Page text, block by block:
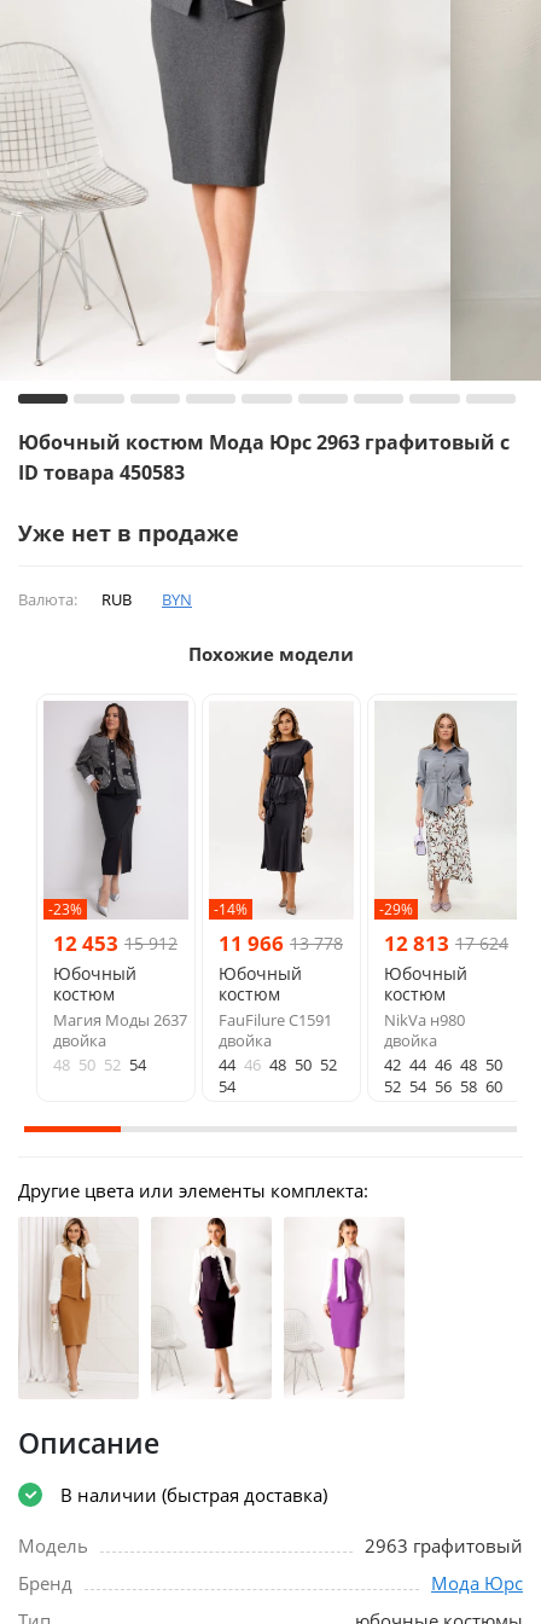
Юбочный костюм Мода Юрс 2963 графитовый с
ID товара 450583
Уже нет в продаже
Валюта: RUB BYN
Похожие модели
-23%
12 453 15 912
Юбочный
костюм
Магия Моды 2637
двойка
48 50 52 54
-14%
11 966 13 778
Юбочный
костюм
FauFilure С1591
двойка
44 46 48 50 52
54
-29%
12 813 17 624
Юбочный
костюм
NikVa н980
двойка
42 44 46 48 50
52 54 56 58 60
Другие цвета или элементы комплекта:
Описание
В наличии (быстрая доставка)
Модель
2963 графитовый
Бренд
Мода Юрс